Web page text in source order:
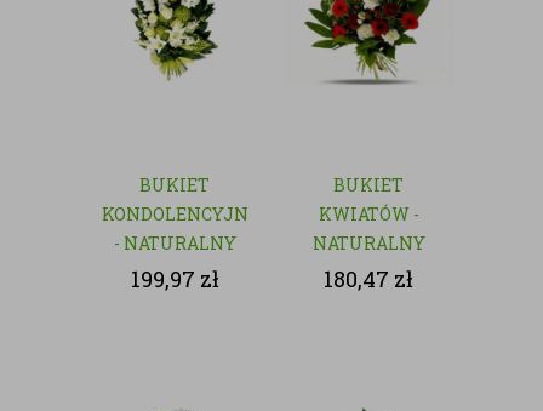
BUKIET
KONDOLENCYJNY
- NATURALNY
199,97 zł
BUKIET
KWIATÓW -
NATURALNY
180,47 zł